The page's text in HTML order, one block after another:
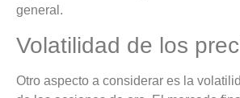
general.
Volatilidad de los
Otro aspecto a considerar es la